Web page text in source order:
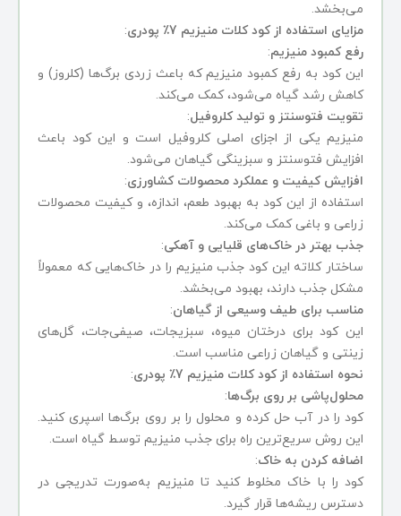
می‌بخشد.
مزایای استفاده از کود کلات منیزیم 7٪ پودری
:
رفع کمبود منیزیم:
این کود به رفع کمبود منیزیم که باعث زردی برگ‌ها (کلروز) و
کاهش رشد گیاه می‌شود، کمک می‌کند.
تقویت فتوسنتز و تولید کلروفیل:
منیزیم یکی از اجزای اصلی کلروفیل است و این کود باعث
افزایش فتوسنتز و سبزینگی گیاهان می‌شود.
افزایش کیفیت و عملکرد محصولات کشاورزی:
استفاده از این کود به بهبود طعم، اندازه، و کیفیت محصولات
زراعی و باغی کمک می‌کند.
جذب بهتر در خاک‌های قلیایی و آهکی:
ساختار کلاته این کود جذب منیزیم را در خاک‌هایی که معمولاً
مشکل جذب دارند، بهبود می‌بخشد.
مناسب برای طیف وسیعی از گیاهان:
این کود برای درختان میوه، سبزیجات، صیفی‌جات، گل‌های
زینتی و گیاهان زراعی مناسب است.
نحوه استفاده از کود کلات منیزیم 7٪ پودری
:
محلول‌پاشی بر روی برگ‌ها:
کود را در آب حل کرده و محلول را بر روی برگ‌ها اسپری کنید.
این روش سریع‌ترین راه برای جذب منیزیم توسط گیاه است.
اضافه کردن به خاک:
کود را با خاک مخلوط کنید تا منیزیم به‌صورت تدریجی در
دسترس ریشه‌ها قرار گیرد.